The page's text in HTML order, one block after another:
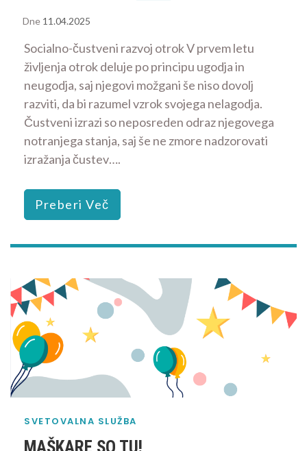
Dne 11.04.2025
Socialno-čustveni razvoj otrok V prvem letu
življenja otrok deluje po principu ugodja in
neugodja, saj njegovi možgani še niso dovolj
razviti, da bi razumel vzrok svojega nelagodja.
Čustveni izrazi so neposreden odraz njegovega
notranjega stanja, saj še ne zmore nadzorovati
izražanja čustev….
Preberi Več
SVETOVALNA SLUŽBA